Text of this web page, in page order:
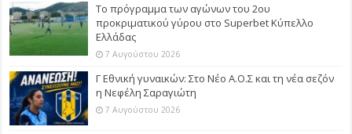
Το πρόγραμμα των αγώνων του 2ου
προκριματικού γύρου στο Superbet Κύπελλο
Ελλάδας
7 Αυγούστου 2026
Γ Εθνική γυναικών: Στο Νέο Α.Ο.Σ και τη νέα σεζόν
η Νεφέλη Σαραγιώτη
7 Αυγούστου 2026